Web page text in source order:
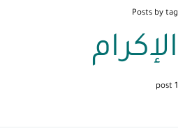
Posts by tag
الإكرام
1 post